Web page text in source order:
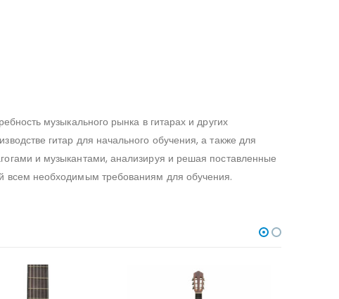
музыкального рынка в гитарах и других
гитар для начального обучения, а также для
и музыкантами, анализируя и решая поставленные
всем необходимым требованиям для обучения.